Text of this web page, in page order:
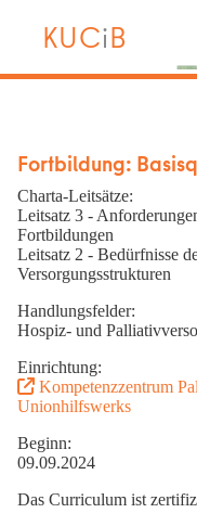
KUCiB
Fortbildung:
Charta-Leitsätze:
Leitsatz 3 -
Fortbildungen
Leitsatz 2 - Bedürfnisse
Versorgungsstrukturen
Handlungsfelder:
Hospiz- und
Einrichtung:
Kompetenzzentrum
Unionhilfswerks
Beginn:
09.09.2024
Das Curriculum ist